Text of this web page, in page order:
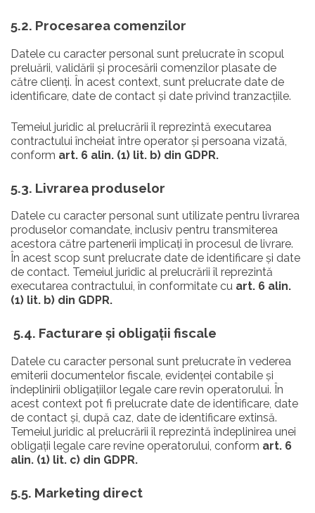
5.2. Procesarea comenzilor
Datele cu caracter personal sunt prelucrate în scopul
preluării, validării și procesării comenzilor plasate de
către clienți. În acest context, sunt prelucrate date de
identificare, date de contact și date privind tranzacțiile.
Temeiul juridic al prelucrării îl reprezintă executarea
contractului încheiat între operator și persoana vizată,
conform art. 6 alin. (1) lit. b) din GDPR.
5.3. Livrarea produselor
Datele cu caracter personal sunt utilizate pentru livrarea
produselor comandate, inclusiv pentru transmiterea
acestora către partenerii implicați în procesul de livrare.
În acest scop sunt prelucrate date de identificare și date
de contact. Temeiul juridic al prelucrării îl reprezintă
executarea contractului, în conformitate cu art. 6 alin.
(1) lit. b) din GDPR.
5.4. Facturare și obligații fiscale
Datele cu caracter personal sunt prelucrate în vederea
emiterii documentelor fiscale, evidenței contabile și
îndeplinirii obligațiilor legale care revin operatorului. În
acest context pot fi prelucrate date de identificare, date
de contact și, după caz, date de identificare extinsă.
Temeiul juridic al prelucrării îl reprezintă îndeplinirea unei
obligații legale care revine operatorului, conform art. 6
alin. (1) lit. c) din GDPR.
5.5. Marketing direct